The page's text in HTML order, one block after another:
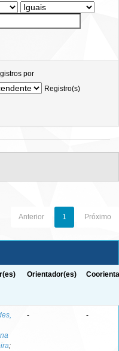
por
Registro(s)
Anterior 1 Próximo
Orientador(es)
;
- -